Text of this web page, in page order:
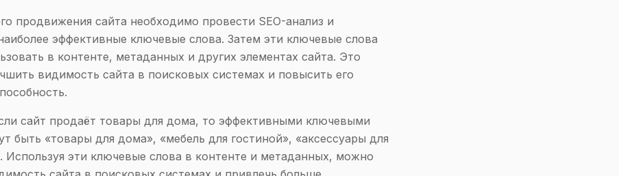
продвижения сайта необходимо провести SEO-анализ и
эффективные ключевые слова. Затем эти ключевые слова
в контенте, метаданных и других элементах сайта. Это
видимость сайта в поисковых системах и повысить его
сайт продаёт товары для дома, то эффективными ключевыми
быть «товары для дома», «мебель для гостиной», «аксессуары для
Используя эти ключевые слова в контенте и метаданных, можно